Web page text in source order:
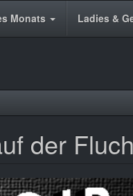
Monats Ladies &
der